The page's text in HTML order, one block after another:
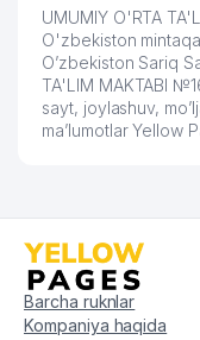
TA'LIMI
61
MChJ
62
UMUMIY O'RTA
O'zbekiston
O’zbekiston Sariq
TA'LIM MAKTABI
sayt, joylashuv,
ma’lumotlar Yellow
Barcha ruknlar
Kompaniya haqida